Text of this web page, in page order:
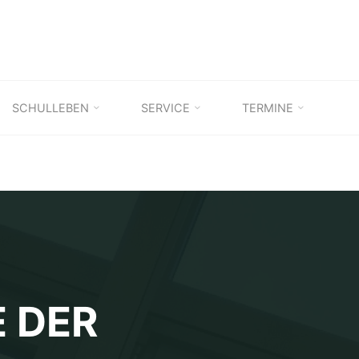
SCHULLEBEN SERVICE TERMINE
DER